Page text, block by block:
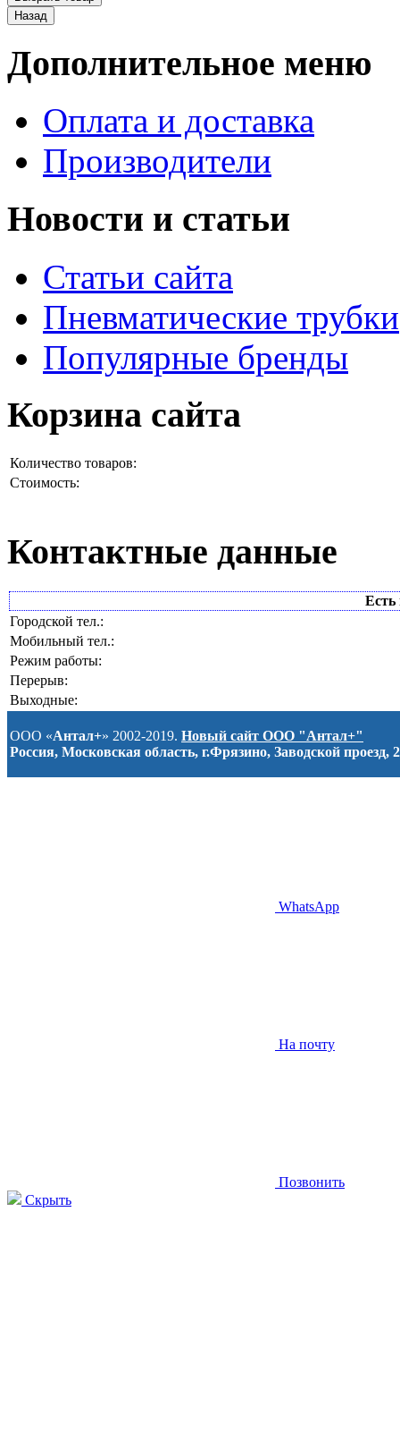
Дополнительное меню
Оплата и доставка
Производители
Новости и статьи
Статьи сайта
Пневматические трубки
Популярные бренды
Корзина сайта
Количество товаров:
Стоимость:
Контактные данные
Есть
Городской тел.:
Мобильный тел.:
Режим работы:
Перерыв:
Выходные:
ООО «Антал+» 2002-2019. Новый сайт ООО "Антал+"
Россия, Московская область, г.Фрязино, Заводской проезд, 2
WhatsApp
На почту
Позвонить
Скрыть